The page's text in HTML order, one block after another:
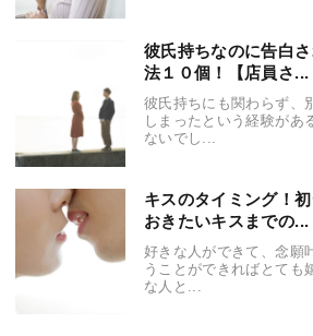
彼氏持ちなのに告白
法１０個！【店員さ...
彼氏持ちにも関わらず、
しまったという経験があ
ないでし...
キスのタイミング！
おきたいキスまでの...
好きな人ができて、念願
うことができればとても
な人と...